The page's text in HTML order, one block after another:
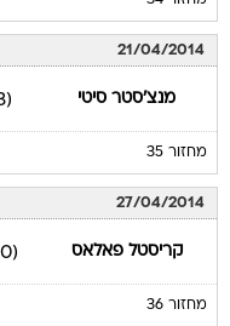
21/04/2014
מנצ'סטר סיטי (3)
מחזור 35
27/04/2014
קריסטל פאלאס (0)
מחזור 36